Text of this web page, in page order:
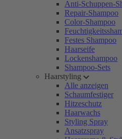
Anti-Schuppen-
Repair-Shampoo
Color-Shampoo
Festes Shampoo
Haarseife
Lockenshampoo
Shampoo-Sets
Haarstyling
Alle anzeigen
Schaumfestiger
Hitzeschutz
Haarwachs
Styling Spray
Ansatzspray